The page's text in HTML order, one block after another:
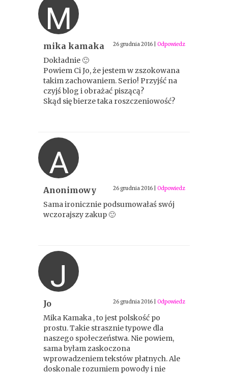
M
mika kamaka 26 grudnia 2016 Odpowiedz
Dokładnie 🙂
Powiem Ci Jo, że jestem w zszokowana
takim zachowaniem. Serio! Przyjść na
czyjś blog i obrażać piszącą?
Skąd się bierze taka roszczeniowość?
A
Anonimowy 26 grudnia 2016 Odpowiedz
Sama ironicznie podsumowałaś swój
wczorajszy zakup 🙂
J
Jo 26 grudnia 2016 Odpowiedz
Mika Kamaka , to jest polskość po
prostu. Takie strasznie typowe dla
naszego społeczeństwa. Nie powiem,
sama byłam zaskoczona
wprowadzeniem tekstów płatnych. Ale
doskonale rozumiem powody i nie